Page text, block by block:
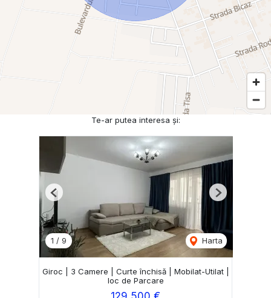
Te-ar putea interesa și:
1 / 9 Harta
Previous Next
Giroc | 3 Camere | Curte închisă | Mobilat-Utilat |
loc de Parcare